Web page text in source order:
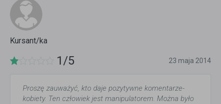
Kursant/ka
1/5 23 maja 2014
Proszę zauważyć, kto daje pozytywne komentarze-
kobiety. Ten człowiek jest manipulatorem. Można było